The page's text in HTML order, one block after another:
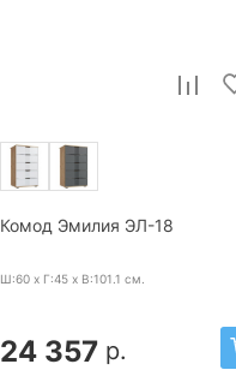
Комод Эмилия ЭЛ-18
Ш:60 x Г:45 x В:101.1 см.
24 357 р.